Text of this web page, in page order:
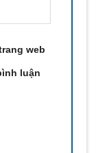
web
luận